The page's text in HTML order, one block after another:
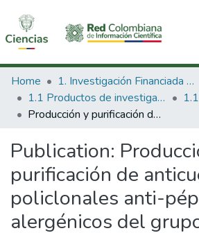
Communities & Collections
All of DSpace
Home
1. Investigación Financiada con Recursos Públicos
1.1 Productos de investigación
Producción y purificación de anticuerpos IgY policlonales anti-péptidos alergénicos del grupo 1 de Ácaros Intradomiciliarios inducidos por secuencias peptídicas sintéticas.
Publication:
purificación de
policlonales anti-
alergénicos del